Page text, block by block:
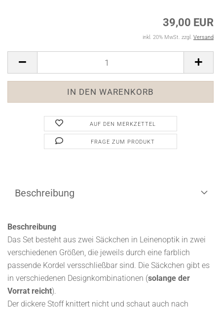
39,00 EUR
inkl. 20% MwSt. zzgl. Versand
AUF DEN MERKZETTEL
FRAGE ZUM PRODUKT
Beschreibung
Beschreibung
Das Set besteht aus zwei Säckchen in Leinenoptik in zwei
verschiedenen Größen, die jeweils durch eine farblich
passende Kordel versschließbar sind. Die Säckchen gibt es
in verschiedenen Designkombinationen (solange der
Vorrat reicht).
Der dickere Stoff knittert nicht und schaut auch nach